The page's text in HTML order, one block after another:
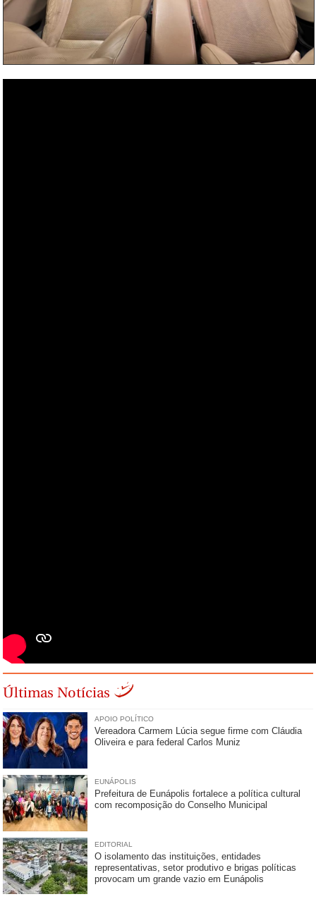
Últimas Notícias
APOIO POLÍTICO
Vereadora Carmem Lúcia segue firme com Cláudia
Oliveira e para federal Carlos Muniz
EUNÁPOLIS
Prefeitura de Eunápolis fortalece a política cultural
com recomposição do Conselho Municipal
EDITORIAL
O isolamento das instituições, entidades
representativas, setor produtivo e brigas políticas
provocam um grande vazio em Eunápolis